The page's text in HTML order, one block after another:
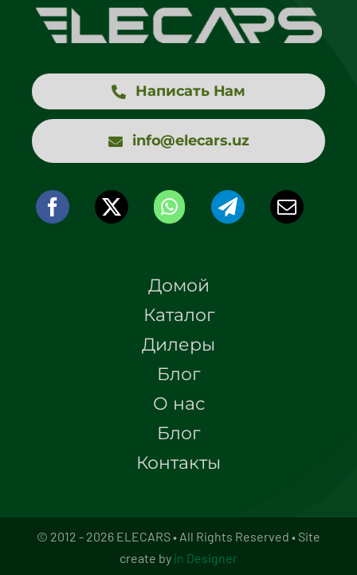
Написать Нам
info@elecars.uz
Домой
Каталог
Дилеры
Блог
О нас
Блог
Контакты
© 2012 - 2026 ELECARS • All Rights Reserved • Site
create by in Designer